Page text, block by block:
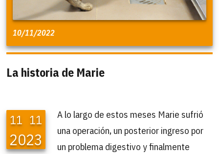
10/11/2022
La historia de Marie
11 11
2023
A lo largo de estos meses Marie sufrió
una operación, un posterior ingreso por
un problema digestivo y finalmente